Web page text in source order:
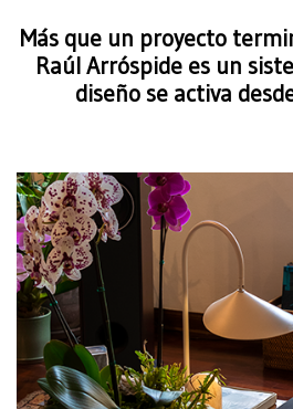
Más que un proyecto
Raúl Arróspide es un
diseño se activa